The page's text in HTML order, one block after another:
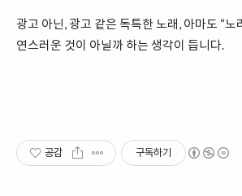
광고 아닌, 광고 같은 독특한 노래, 아마도 “노
연스러운 것이 아닐까 하는 생각이 듭니다.
공감 구독하기